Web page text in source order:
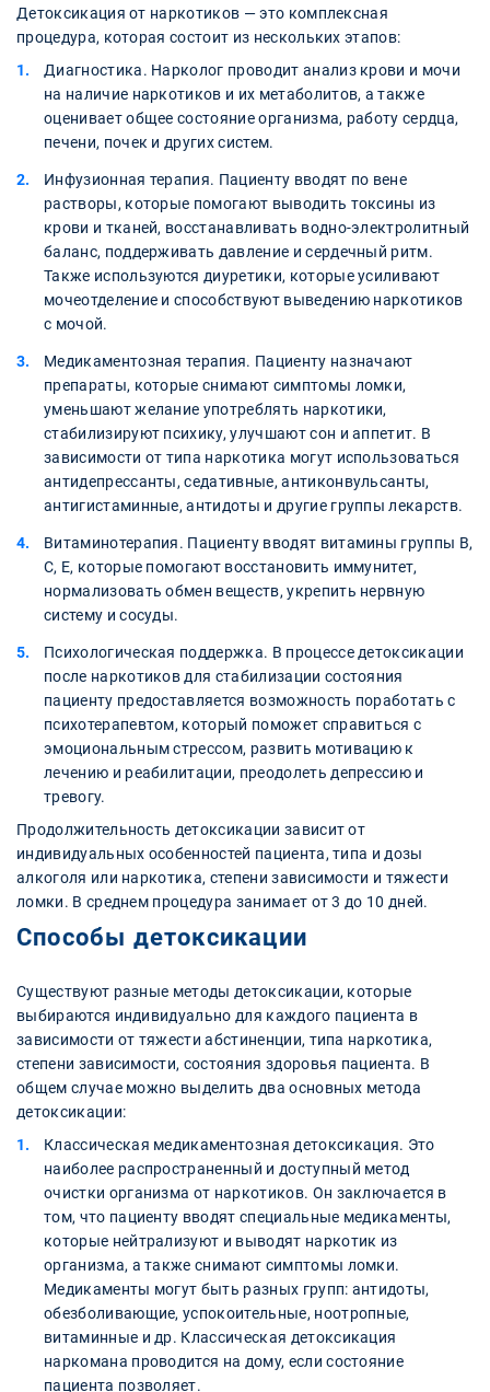
Детоксикация от наркотиков — это комплексная
процедура, которая состоит из нескольких этапов:
Диагностика. Нарколог проводит анализ крови и мочи
на наличие наркотиков и их метаболитов, а также
оценивает общее состояние организма, работу сердца,
печени, почек и других систем.
Инфузионная терапия. Пациенту вводят по вене
растворы, которые помогают выводить токсины из
крови и тканей, восстанавливать водно-электролитный
баланс, поддерживать давление и сердечный ритм.
Также используются диуретики, которые усиливают
мочеотделение и способствуют выведению наркотиков
с мочой.
Медикаментозная терапия. Пациенту назначают
препараты, которые снимают симптомы ломки,
уменьшают желание употреблять наркотики,
стабилизируют психику, улучшают сон и аппетит. В
зависимости от типа наркотика могут использоваться
антидепрессанты, седативные, антиконвульсанты,
антигистаминные, антидоты и другие группы лекарств.
Витаминотерапия. Пациенту вводят витамины группы В,
С, Е, которые помогают восстановить иммунитет,
нормализовать обмен веществ, укрепить нервную
систему и сосуды.
Психологическая поддержка. В процессе детоксикации
после наркотиков для стабилизации состояния
пациенту предоставляется возможность поработать с
психотерапевтом, который поможет справиться с
эмоциональным стрессом, развить мотивацию к
лечению и реабилитации, преодолеть депрессию и
тревогу.
Продолжительность детоксикации зависит от
индивидуальных особенностей пациента, типа и дозы
алкоголя или наркотика, степени зависимости и тяжести
ломки. В среднем процедура занимает от 3 до 10 дней.
Способы детоксикации
Существуют разные методы детоксикации, которые
выбираются индивидуально для каждого пациента в
зависимости от тяжести абстиненции, типа наркотика,
степени зависимости, состояния здоровья пациента. В
общем случае можно выделить два основных метода
детоксикации:
Классическая медикаментозная детоксикация. Это
наиболее распространенный и доступный метод
очистки организма от наркотиков. Он заключается в
том, что пациенту вводят специальные медикаменты,
которые нейтрализуют и выводят наркотик из
организма, а также снимают симптомы ломки.
Медикаменты могут быть разных групп: антидоты,
обезболивающие, успокоительные, ноотропные,
витаминные и др. Классическая детоксикация
наркомана проводится на дому, если состояние
пациента позволяет.